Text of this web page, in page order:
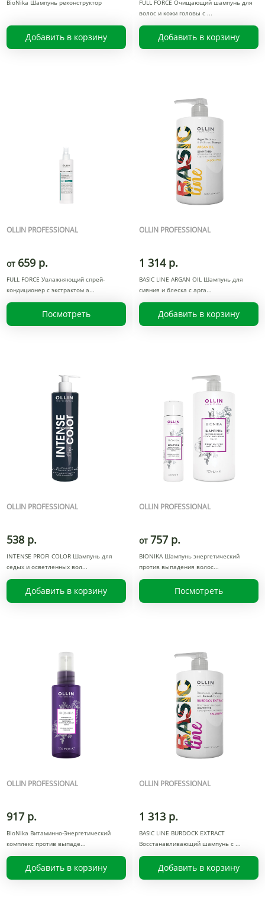
BioNika Шампунь реконструктор
Добавить в корзину
FULL FORCE Очищающий шампунь для
волос и кожи головы с
Добавить в корзину
OLLIN PROFESSIONAL
от 659 р.
FULL FORCE Увлажняющий спрей-
кондиционер с экстрактом а
Посмотреть
OLLIN PROFESSIONAL
1 314 р.
BASIC LINE ARGAN OIL Шампунь для
сияния и блеска с арга
Добавить в корзину
OLLIN PROFESSIONAL
538 р.
INTENSE PROFI COLOR Шампунь для
седых и осветленных вол
Добавить в корзину
OLLIN PROFESSIONAL
от 757 р.
BIONIKA Шампунь энергетический
против выпадения волос
Посмотреть
OLLIN PROFESSIONAL
917 р.
BioNika Витаминно-Энергетический
комплекс против выпаде
Добавить в корзину
OLLIN PROFESSIONAL
1 313 р.
BASIC LINE BURDOCK EXTRACT
Восстанавливающий шампунь с
Добавить в корзину